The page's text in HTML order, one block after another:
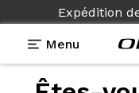
Expédition
Menu